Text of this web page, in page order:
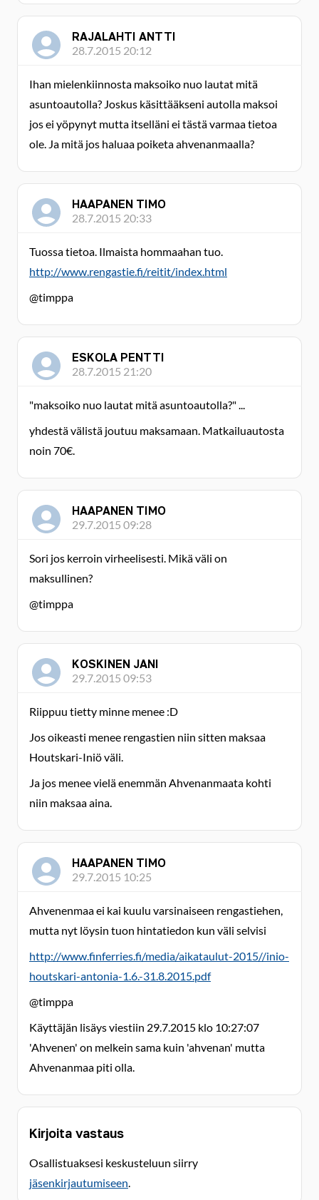
RAJALAHTI ANTTI
28.7.2015 20:12
Ihan mielenkiinnosta maksoiko nuo lautat mitä
asuntoautolla? Joskus käsittääkseni autolla maksoi
jos ei yöpynyt mutta itselläni ei tästä varmaa tietoa
ole. Ja mitä jos haluaa poiketa ahvenanmaalla?
HAAPANEN TIMO
28.7.2015 20:33
Tuossa tietoa. Ilmaista hommaahan tuo.
http://www.rengastie.fi/reitit/index.html
@timppa
ESKOLA PENTTI
28.7.2015 21:20
"maksoiko nuo lautat mitä asuntoautolla?" ...
yhdestä välistä joutuu maksamaan. Matkailuautosta
noin 70€.
HAAPANEN TIMO
29.7.2015 09:28
Sori jos kerroin virheelisesti. Mikä väli on
maksullinen?
@timppa
KOSKINEN JANI
29.7.2015 09:53
Riippuu tietty minne menee :D
Jos oikeasti menee rengastien niin sitten maksaa
Houtskari-Iniö väli.
Ja jos menee vielä enemmän Ahvenanmaata kohti
niin maksaa aina.
HAAPANEN TIMO
29.7.2015 10:25
Ahvenenmaa ei kai kuulu varsinaiseen rengastiehen,
mutta nyt löysin tuon hintatiedon kun väli selvisi
http://www.finferries.fi/media/aikataulut-2015//inio-
houtskari-antonia-1.6.-31.8.2015.pdf
@timppa
Käyttäjän lisäys viestiin 29.7.2015 klo 10:27:07
'Ahvenen' on melkein sama kuin 'ahvenan' mutta
Ahvenanmaa piti olla.
Kirjoita vastaus
Osallistuaksesi keskusteluun siirry
jäsenkirjautumiseen.